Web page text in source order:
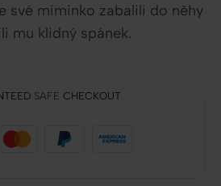
své miminko zabalili do něhy
mu klidný spánek.
SAFE CHECKOUT